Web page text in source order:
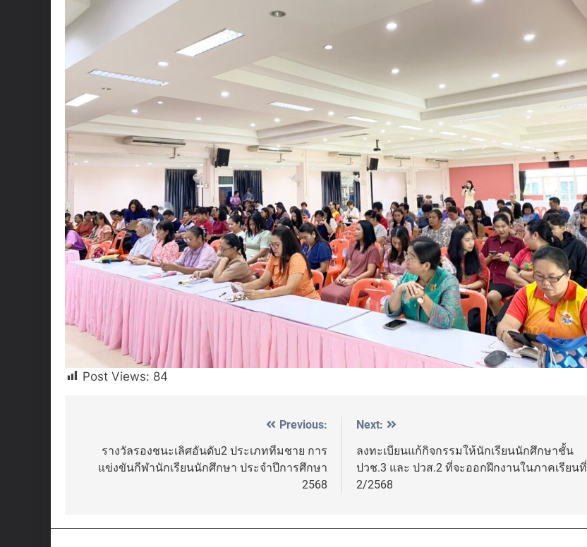
Post Views: 84
navigation
Previous:
รางวัลรองชนะเลิศอันดับ2 ประเภททีมชาย การ
แข่งขันกีฬานักเรียนนักศึกษา ประจำปีการศึกษา
2568
Next:
ลงทะเบียนแก้กิจกรรมให้นักเรียนนักศึกษาชั้น
ปวช.3 และ ปวส.2 ที่จะออกฝึกงานในภาคเรียนที่
2/2568